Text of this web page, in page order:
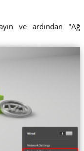
ve ardından "Ağ